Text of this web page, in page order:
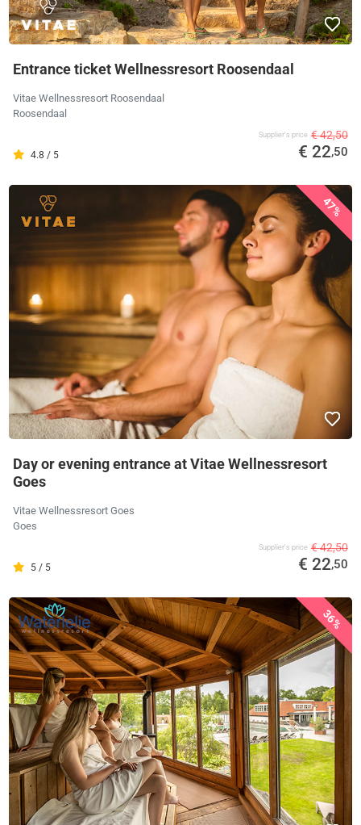
Entrance ticket Wellnessresort Roosendaal
Vitae Wellnessresort Roosendaal
Roosendaal
4.8 / 5
Supplier's price € 42,50
€ 22,50
47%
Day or evening entrance at Vitae Wellnessresort
Goes
Vitae Wellnessresort Goes
Goes
5 / 5
Supplier's price € 42,50
€ 22,50
36%